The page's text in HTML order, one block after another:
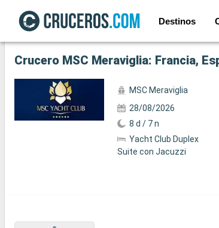
Destinos
Ver las 129 fotos siguientes
Crucero MSC Meraviglia: Francia,
MSC Meraviglia
28/08/2026
8 d / 7 n
Yacht Club Duplex
Suite con Jacuzzi